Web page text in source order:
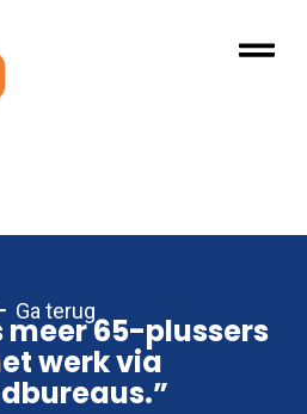
Ga terug
meer 65-plussers
werk via